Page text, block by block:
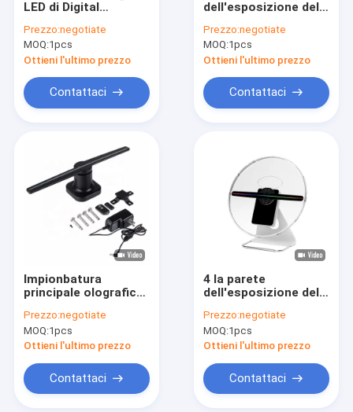
LED di Digital
fan dell'ologramma di
angolo di visione di
grado 3D visualizza il
fan 85cm
Prezzo:negotiate
MOQ:1pcs
Ottieni l'ultimo prezzo
Contattaci
dell'esposizione del
Wifi Bluetooth 3D per
la pubblicità
Prezzo:negotiate
MOQ:1pcs
Ottieni l'ultimo prezzo
Contattaci
Impionbatura
principale olografica
pannello
dell'esposizione
70cm del fan del PC
Prezzo:negotiate
MOQ:1pcs
Ottieni l'ultimo prezzo
Contattaci
4 la parete
dell'esposizione del
delle lame 3D ha
riparato il pannello di
30cm 42cm 85cm
Prezzo:negotiate
MOQ:1pcs
Ottieni l'ultimo prezzo
Contattaci